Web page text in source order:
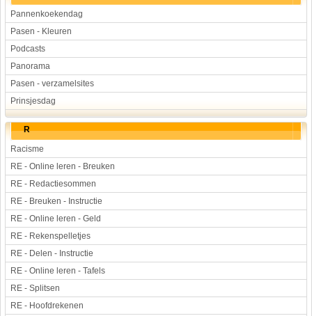
Pannenkoekendag
Pasen - Kleuren
Podcasts
Panorama
Pasen - verzamelsites
Prinsjesdag
R
Racisme
RE - Online leren - Breuken
RE - Redactiesommen
RE - Breuken - Instructie
RE - Online leren - Geld
RE - Rekenspelletjes
RE - Delen - Instructie
RE - Online leren - Tafels
RE - Splitsen
RE - Hoofdrekenen